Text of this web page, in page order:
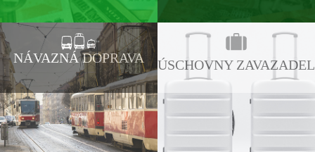
NÁVAZNÁ DOPRAVA ÚSCHOVNY ZAVAZADEL